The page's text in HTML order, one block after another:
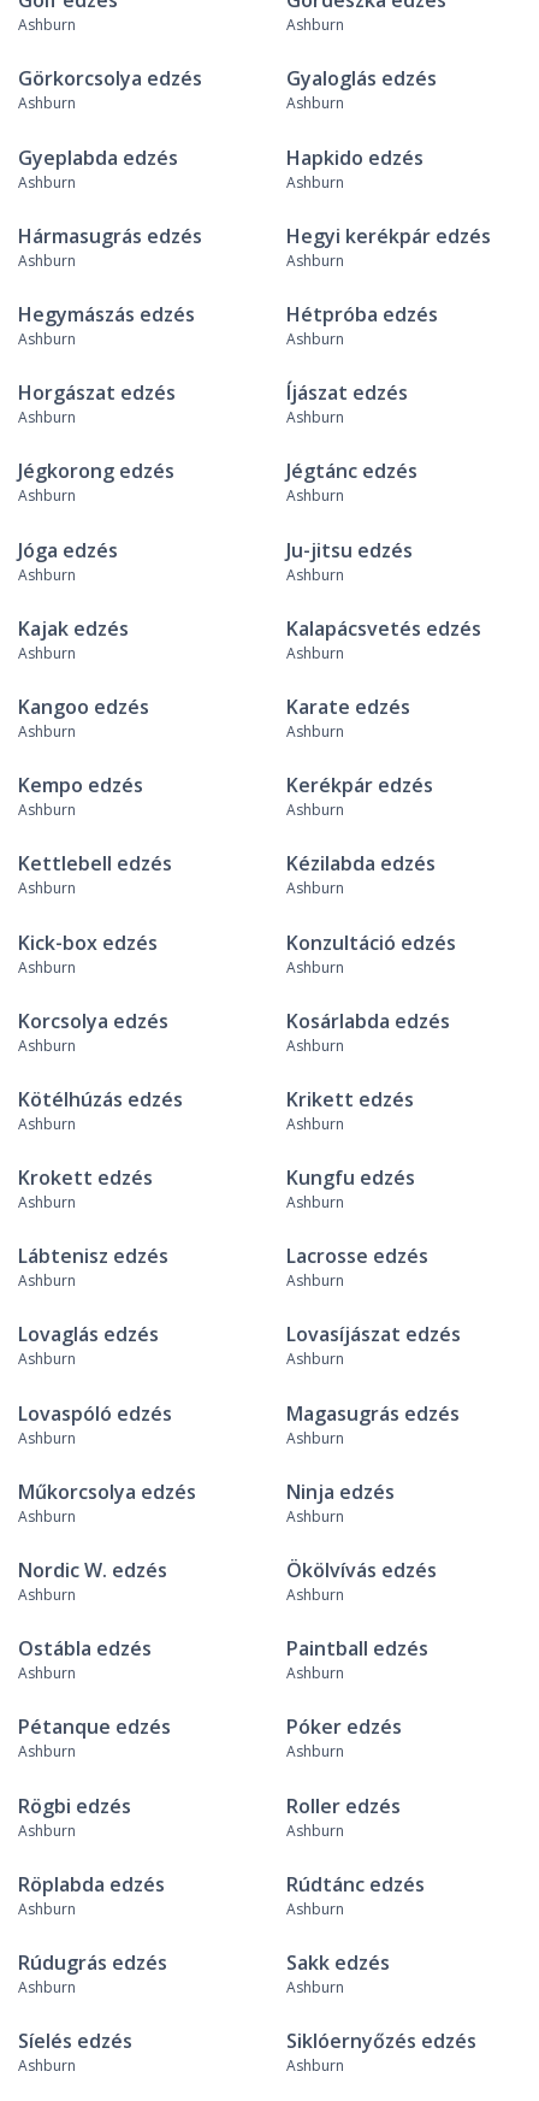
Ashburn Ashburn
Görkorcsolya edzés
Ashburn
Gyaloglás edzés
Ashburn
Gyeplabda edzés
Ashburn
Hapkido edzés
Ashburn
Hármasugrás edzés
Ashburn
Hegyi kerékpár edzés
Ashburn
Hegymászás edzés
Ashburn
Hétpróba edzés
Ashburn
Horgászat edzés
Ashburn
Íjászat edzés
Ashburn
Jégkorong edzés
Ashburn
Jégtánc edzés
Ashburn
Jóga edzés
Ashburn
Ju-jitsu edzés
Ashburn
Kajak edzés
Ashburn
Kalapácsvetés edzés
Ashburn
Kangoo edzés
Ashburn
Karate edzés
Ashburn
Kempo edzés
Ashburn
Kerékpár edzés
Ashburn
Kettlebell edzés
Ashburn
Kézilabda edzés
Ashburn
Kick-box edzés
Ashburn
Konzultáció edzés
Ashburn
Korcsolya edzés
Ashburn
Kosárlabda edzés
Ashburn
Kötélhúzás edzés
Ashburn
Krikett edzés
Ashburn
Krokett edzés
Ashburn
Kungfu edzés
Ashburn
Lábtenisz edzés
Ashburn
Lacrosse edzés
Ashburn
Lovaglás edzés
Ashburn
Lovasíjászat edzés
Ashburn
Lovaspóló edzés
Ashburn
Magasugrás edzés
Ashburn
Műkorcsolya edzés
Ashburn
Ninja edzés
Ashburn
Nordic W. edzés
Ashburn
Ökölvívás edzés
Ashburn
Ostábla edzés
Ashburn
Paintball edzés
Ashburn
Pétanque edzés
Ashburn
Póker edzés
Ashburn
Rögbi edzés
Ashburn
Roller edzés
Ashburn
Röplabda edzés
Ashburn
Rúdtánc edzés
Ashburn
Rúdugrás edzés
Ashburn
Sakk edzés
Ashburn
Síelés edzés
Ashburn
Siklóernyőzés edzés
Ashburn